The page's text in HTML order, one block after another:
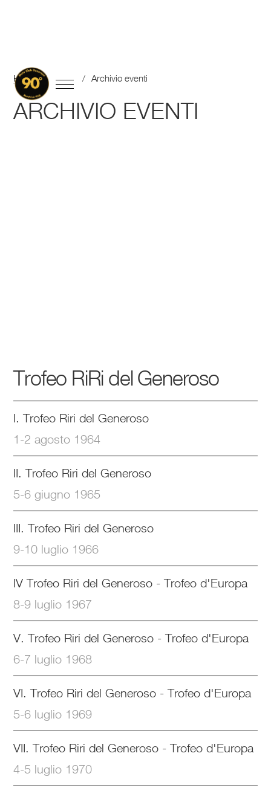
Home / Eventi / Archivio eventi
ARCHIVIO EVENTI
Trofeo RiRi del Generoso
I. Trofeo Riri del Generoso
1-2 agosto 1964
II. Trofeo Riri del Generoso
5-6 giugno 1965
III. Trofeo Riri del Generoso
9-10 luglio 1966
IV Trofeo Riri del Generoso - Trofeo d'Europa
8-9 luglio 1967
V. Trofeo Riri del Generoso - Trofeo d'Europa
6-7 luglio 1968
VI. Trofeo Riri del Generoso - Trofeo d'Europa
5-6 luglio 1969
VII. Trofeo Riri del Generoso - Trofeo d'Europa
4-5 luglio 1970